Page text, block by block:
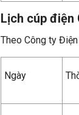
Lịch cúp điện
Theo Công ty
Ngày